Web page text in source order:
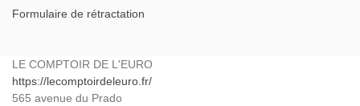
Formulaire de rétractation
LE COMPTOIR DE L'EURO
https://lecomptoirdeleuro.fr/
565 avenue du Prado